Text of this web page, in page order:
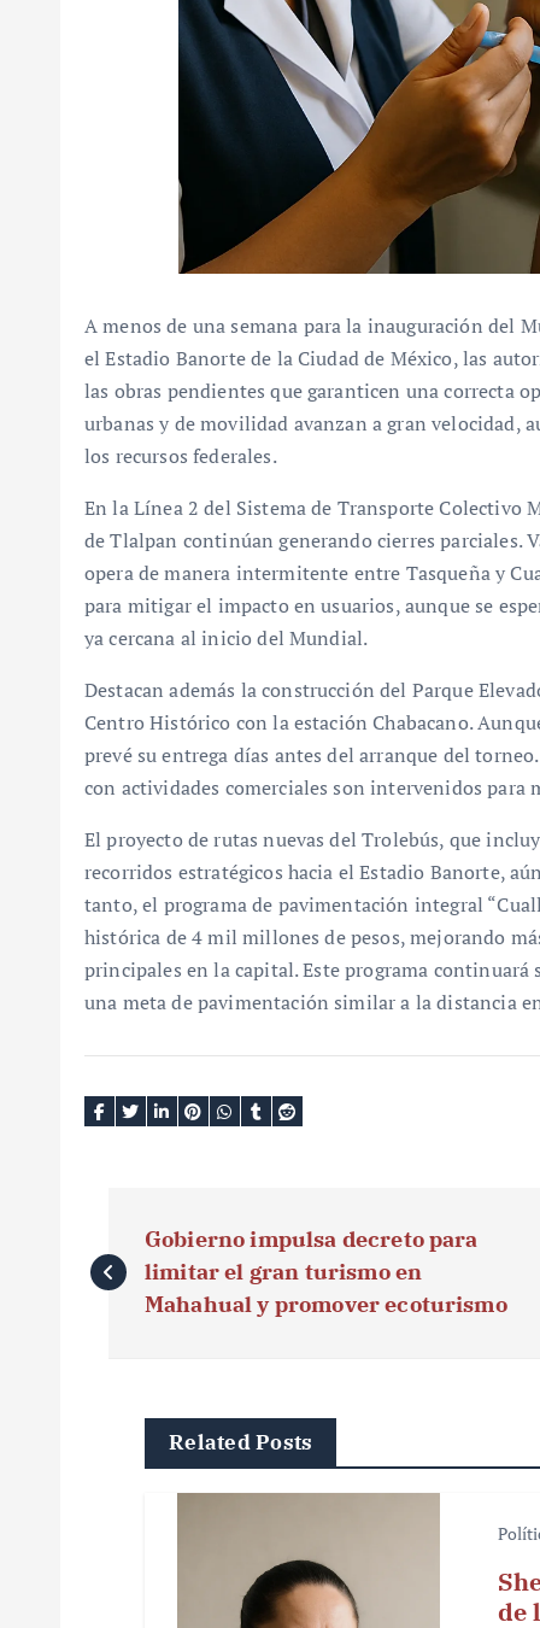
A menos de una semana para la inauguración del
el Estadio Banorte de la Ciudad de México, las
las obras pendientes que garanticen una correcta
urbanas y de movilidad avanzan a gran velocidad,
los recursos federales.
En la Línea 2 del Sistema de Transporte
de Tlalpan continúan generando cierres parciales.
opera de manera intermitente entre Tasqueña y
para mitigar el impacto en usuarios, aunque se
ya cercana al inicio del Mundial.
Destacan además la construcción del Parque
Centro Histórico con la estación Chabacano.
prevé su entrega días antes del arranque del
con actividades comerciales son intervenidos
El proyecto de rutas nuevas del Trolebús, que
recorridos estratégicos hacia el Estadio Banorte,
tanto, el programa de pavimentación integral
histórica de 4 mil millones de pesos, mejorando
principales en la capital. Este programa
una meta de pavimentación similar a la distancia
a
Gobierno impulsa decreto para
limitar el gran turismo en
Mahahual y promover ecoturismo
Related Posts
de